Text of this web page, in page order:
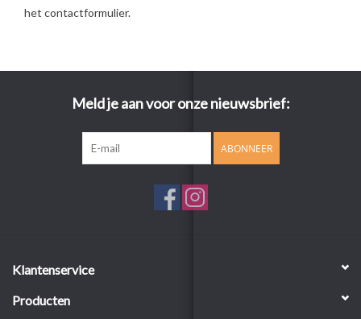
het contactformulier.
Meld je aan voor onze nieuwsbrief:
ABONNEER
Klantenservice
Producten